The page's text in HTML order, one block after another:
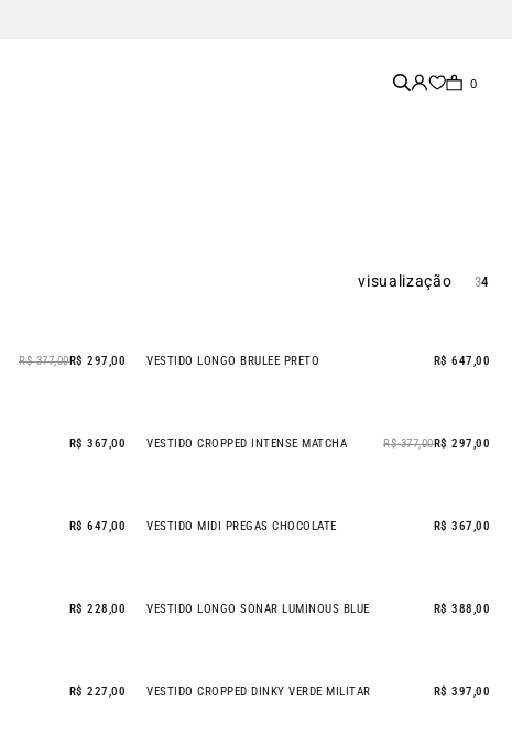
0
visualização 34
R$ 377,00R$ 297,00 VESTIDO LONGO BRULEE PRETO R$ 647,00
R$ 367,00 - 21% OFF
VESTIDO CROPPED INTENSE MATCHA R$ 377,00R$ 297,00
R$ 647,00 VESTIDO MIDI PREGAS CHOCOLATE R$ 367,00
R$ 228,00 NEW IN
VESTIDO LONGO SONAR LUMINOUS BLUE R$ 388,00
R$ 227,00 VESTIDO CROPPED DINKY VERDE MILITAR R$ 397,00